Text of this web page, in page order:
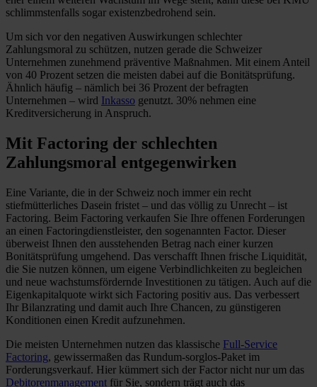
schlimmstenfalls sogar existenzbedrohend sein.
Um sich vor den negativen Auswirkungen schlechter
Zahlungsmoral zu schützen, nutzen gerade die Schweizer
Unternehmen zunehmend präventive Maßnahmen. Mit einem Anteil
von 40 Prozent setzen die meisten dabei auf die Bonitätsprüfung.
Ähnlich häufig – nämlich bei 36 Prozent der befragten
Unternehmen – wird Inkasso genutzt. 30% nehmen eine
Kreditversicherung in Anspruch.
Mit Factoring der schlechten
Zahlungsmoral entgegenwirken
Eine Variante, die in der Schweiz noch immer ein recht
stiefmütterliches Dasein fristet – und das völlig zu Unrecht – ist
Factoring. Beim Factoring verkaufen Sie Ihre offenen Forderungen
an einen Factoringdienstleister, den sogenannten Factor. Dieser
überweist Ihnen den ausstehenden Betrag nach einer kurzen
Bonitätsprüfung umgehend. Das verschafft Ihnen frische Liquidität,
die Sie nutzen können, um eigene Verbindlichkeiten zu begleichen
und neue wachstumsfördernde Investitionen zu tätigen. Auch auf die
Eigenkapitalquote wirkt sich Factoring positiv aus. Das verbessert
Ihr Bilanzrating und damit auch Ihre Chancen, zu günstigeren
Konditionen einen Kredit aufzunehmen.
Die meisten Unternehmen nutzen das klassische Full-Service
Factoring, gewissermaßen das Rundum-sorglos-Paket im
Forderungsverkauf. Hier kümmert sich der Factor nicht nur um das
Debitorenmanagement für Sie, sondern trägt auch das